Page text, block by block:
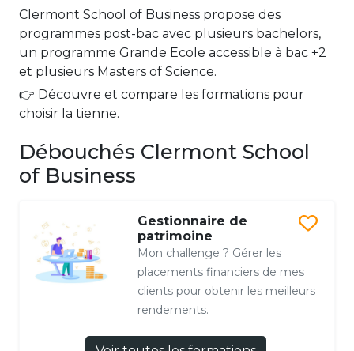
Clermont School of Business propose des
programmes post-bac avec plusieurs bachelors,
un programme Grande Ecole accessible à bac +2
et plusieurs Masters of Science.
👉 Découvre et compare les formations pour
choisir la tienne.
Débouchés Clermont School
of Business
Gestionnaire de
patrimoine
Mon challenge ? Gérer les
placements financiers de mes
clients pour obtenir les meilleurs
rendements.